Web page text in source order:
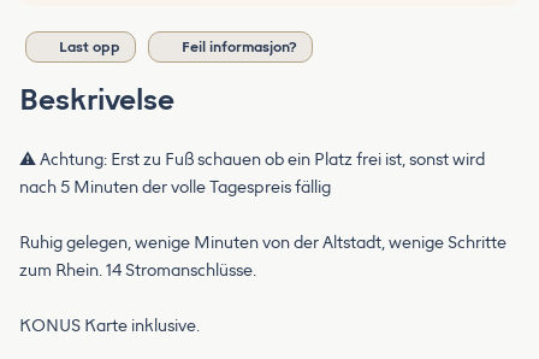
Last opp Feil informasjon?
Beskrivelse
⚠️ Achtung: Erst zu Fuß schauen ob ein Platz frei ist, sonst wird
nach 5 Minuten der volle Tagespreis fällig
Ruhig gelegen, wenige Minuten von der Altstadt, wenige Schritte
zum Rhein. 14 Stromanschlüsse.
KONUS Karte inklusive.